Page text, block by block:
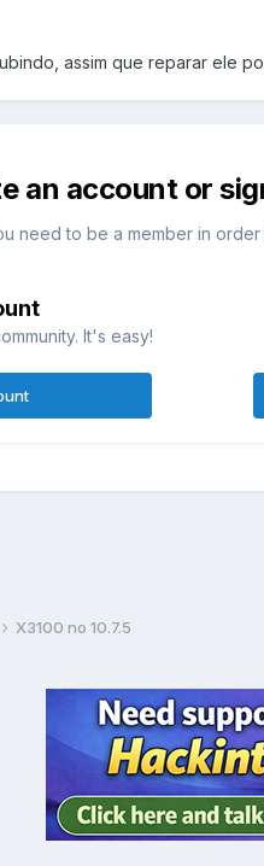
assim que reparar ele
an account or
need to be a member in
It's easy!
X3100 no 10.7.5